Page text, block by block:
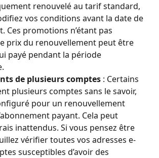
renouvelé au tarif standard,
vos conditions avant la date de
Ces promotions n’étant pas
prix du renouvellement peut être
payé pendant la période
de plusieurs comptes : Certains
plusieurs comptes sans le savoir,
pour un renouvellement
payant. Cela peut
inattendus. Si vous pensez être
vérifier toutes vos adresses e-
susceptibles d’avoir des